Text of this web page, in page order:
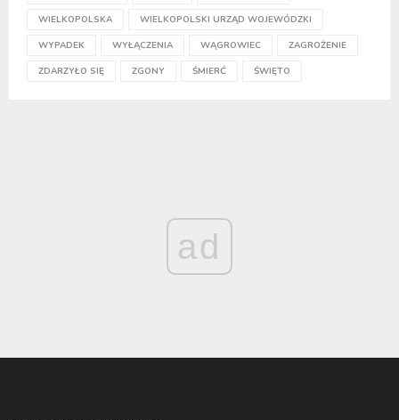
WIELKOPOLSKA WIELKOPOLSKI URZĄD WOJEWÓDZKI
WYPADEK WYŁĄCZENIA WĄGROWIEC ZAGROŻENIE
ZDARZYŁO SIĘ ZGONY ŚMIERĆ ŚWIĘTO
ad